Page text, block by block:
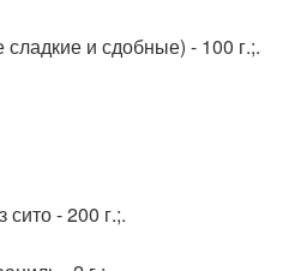
и сдобные) - 100 г.;.
сито - 200 г.;.